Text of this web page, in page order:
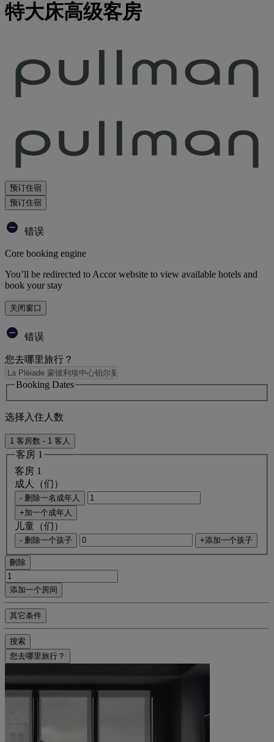
特大床高级客房
预订住宿
预订住宿
错误
Core booking engine
You’ll be redirected to Accor website to view available hotels and
book your stay
关闭窗口
错误
您去哪里旅行？
Booking Dates
选择入住人数
1 客房数 - 1 客人
客房 1
客房 1
成人（们）
- 删除一名成年人
+加一个成年人
儿童（们）
- 删除一个孩子 +添加一个孩子
刪除
添加一个房间
其它条件
搜索
您去哪里旅行？